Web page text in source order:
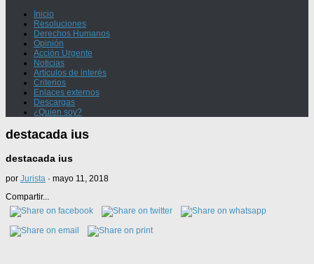
Inicio
Resoluciones
Derechos Humanos
Opinión
Acción Urgente
Noticias
Artículos de interés
Criterios
Enlaces externos
Descargas
¿Quien soy?
destacada ius
destacada ius
por Jurista · mayo 11, 2018
Compartir...